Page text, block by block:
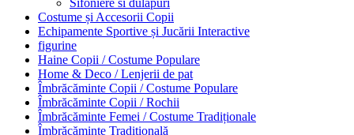
Sifoniere si dulapuri
Costume și Accesorii Copii
Echipamente Sportive și Jucării Interactive
figurine
Haine Copii / Costume Populare
Home & Deco / Lenjerii de pat
Îmbrăcăminte Copii / Costume Populare
Îmbrăcăminte Copii / Rochii
Îmbrăcăminte Femei / Costume Tradiționale
Îmbrăcăminte Tradițională